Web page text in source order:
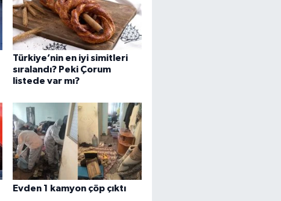
Türkiye’nin en iyi simitleri
sıralandı? Peki Çorum
listede var mı?
Evden 1 kamyon çöp çıktı